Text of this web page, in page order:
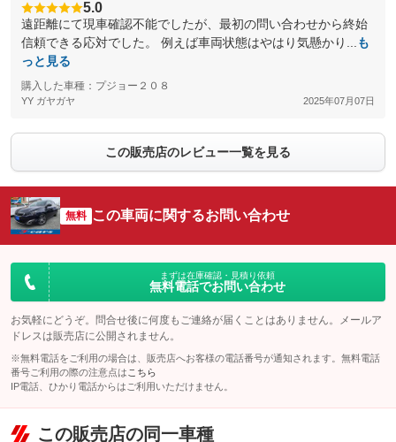
5.0
遠距離にて現車確認不能でしたが、最初の問い合わせから終始
信頼できる応対でした。 例えば車両状態はやはり気懸かり...
も
っと見る
購入した車種：プジョー２０８
YY ガヤガヤ 2025年07月07日
この販売店のレビュー一覧を見る
無料 この車両に関するお問い合わせ
まずは在庫確認・見積り依頼
無料電話でお問い合わせ
お気軽にどうぞ。問合せ後に何度もご連絡が届くことはありません。メールア
ドレスは販売店に公開されません。
※無料電話をご利用の場合は、販売店へお客様の電話番号が通知されます。無料電話
番号ご利用の際の注意点は こちら
IP電話、ひかり電話からはご利用いただけません。
この販売店の同一車種